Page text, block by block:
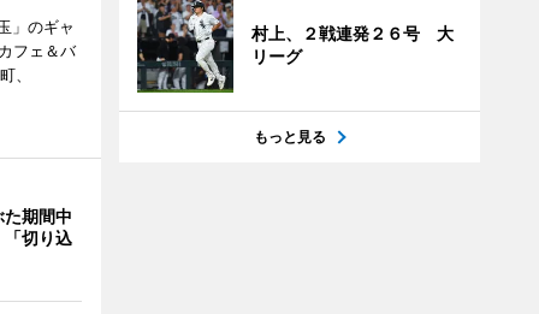
」のギャ
フェ＆バ
、
期間中
切り込
村上、２戦連発２６号 大
リーグ
もっと見る